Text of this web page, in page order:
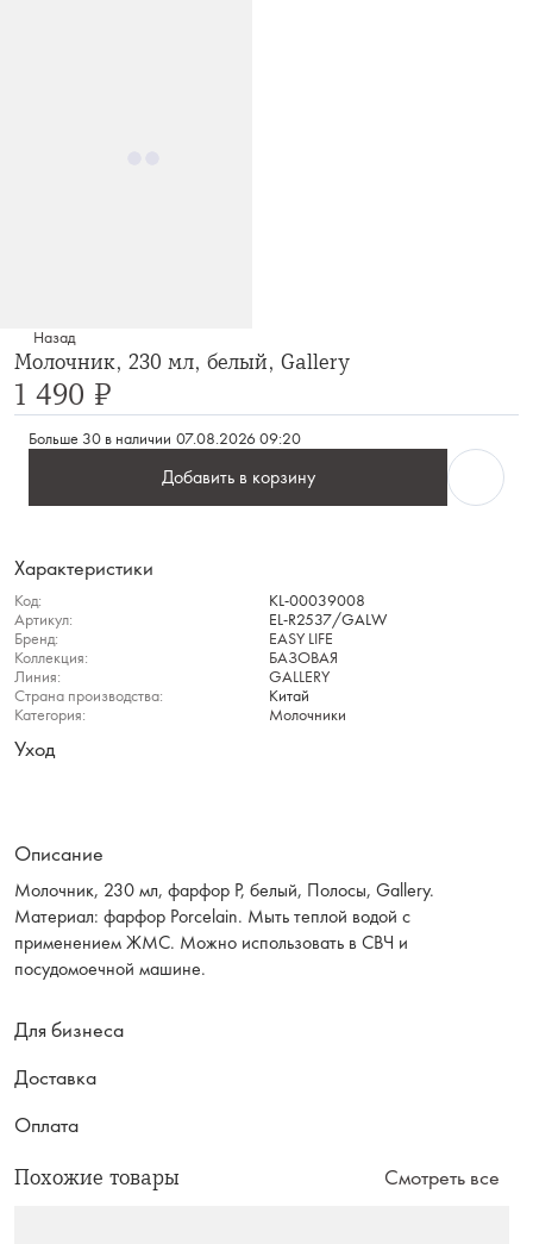
Назад
Молочник, 230 мл, белый, Gallery
1 490 ₽
Больше 30 в наличии 07.08.2026 09:20
Добавить в корзину
Характеристики
Код:
KL-00039008
Артикул:
EL-R2537/GALW
Бренд:
EASY LIFE
Коллекция:
БАЗОВАЯ
Линия:
GALLERY
Страна производства:
Китай
Категория:
Молочники
Уход
Описание
Молочник, 230 мл, фарфор P, белый, Полосы, Gallery.
Материал: фарфор Рorcelain. Мыть теплой водой с
применением ЖМС. Можно использовать в СВЧ и
посудомоечной машине.
Для бизнеса
Доставка
Оплата
Похожие товары Смотреть все